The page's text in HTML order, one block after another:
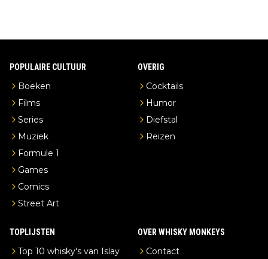
POPULAIRE CULTUUR
Boeken
Films
Series
Muziek
Formule 1
Games
Comics
Street Art
OVERIG
Cocktails
Humor
Diefstal
Reizen
TOPLIJSTEN
Top 10 whisky's van Islay
OVER WHISKY MONKEYS
Contact